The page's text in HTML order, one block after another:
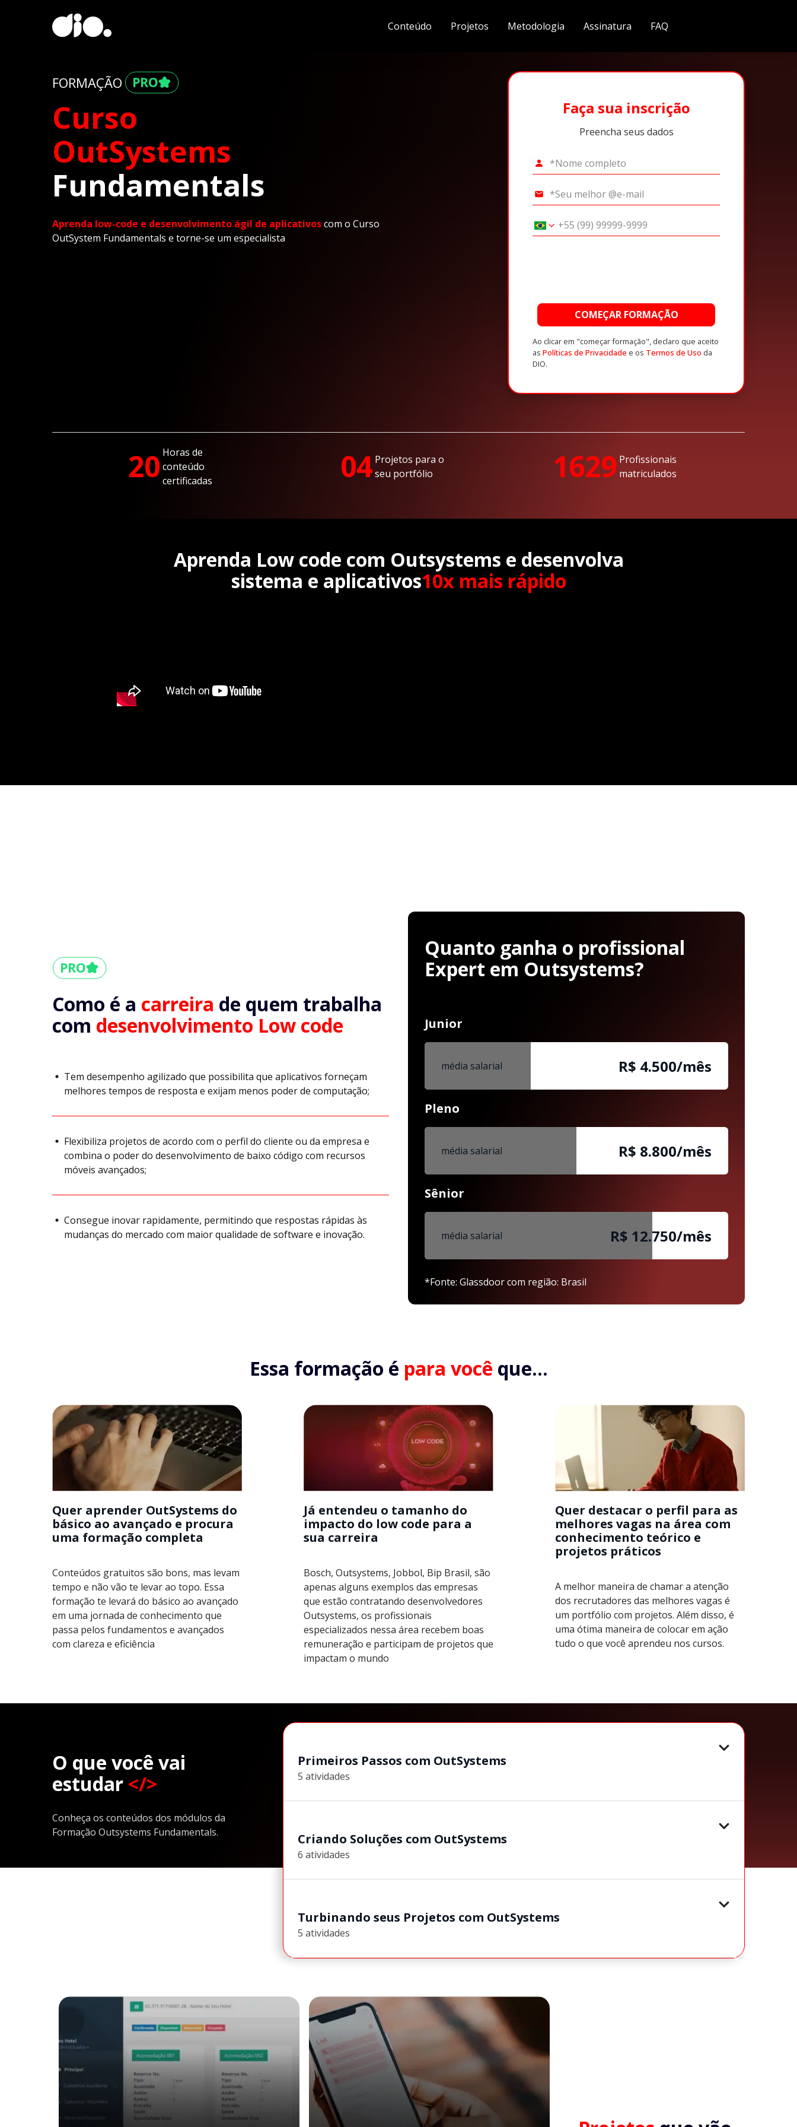
Conteúdo Projetos Metodologia Assinatura FAQ
FORMAÇÃO
Curso
OutSystems
Fundamentals
Aprenda low-code e desenvolvimento ágil de aplicativoscom o Curso
OutSystem Fundamentals e torne-se um especialista
Faça sua inscrição
Preencha seus dados
COMEÇAR FORMAÇÃO
Ao clicar em "começar formação", declaro que aceito
as Políticas de Privacidade e os Termos de Uso da
DIO.
20 Horas de
conteúdo
certificadas
04 Projetos para o
seu portfólio
1629 Profissionais
matriculados
Aprenda Low code com Outsystems e desenvolva
sistema e aplicativos10x mais rápido
Como é a carreira de quem trabalha
com desenvolvimento Low code
Tem desempenho agilizado que possibilita que aplicativos forneçam
melhores tempos de resposta e exijam menos poder de computação;
Flexibiliza projetos de acordo com o perfil do cliente ou da empresa e
combina o poder do desenvolvimento de baixo código com recursos
móveis avançados;
Consegue inovar rapidamente, permitindo que respostas rápidas às
mudanças do mercado com maior qualidade de software e inovação.
Quanto ganha o profissional
Expert em Outsystems?
Junior
média salarial R$ 4.500/mês
Pleno
média salarial R$ 8.800/mês
Sênior
média salarial R$ 12.750/mês
*Fonte: Glassdoor com região: Brasil
Essa formação é para você que...
Quer aprender OutSystems do
básico ao avançado e procura
uma formação completa
Conteúdos gratuitos são bons, mas levam
tempo e não vão te levar ao topo. Essa
formação te levará do básico ao avançado
em uma jornada de conhecimento que
passa pelos fundamentos e avançados
com clareza e eficiência
Já entendeu o tamanho do
impacto do low code para a
sua carreira
Bosch, Outsystems, Jobbol, Bip Brasil, são
apenas alguns exemplos das empresas
que estão contratando desenvolvedores
Outsystems, os profissionais
especializados nessa área recebem boas
remuneração e participam de projetos que
impactam o mundo
Quer destacar o perfil para as
melhores vagas na área com
conhecimento teórico e
projetos práticos
A melhor maneira de chamar a atenção
dos recrutadores das melhores vagas é
um portfólio com projetos. Além disso, é
uma ótima maneira de colocar em ação
tudo o que você aprendeu nos cursos.
O que você vai
estudar </>
Conheça os conteúdos dos módulos da
Formação Outsystems Fundamentals.
Primeiros Passos com OutSystems
5 atividades
Criando Soluções com OutSystems
6 atividades
Turbinando seus Projetos com OutSystems
5 atividades